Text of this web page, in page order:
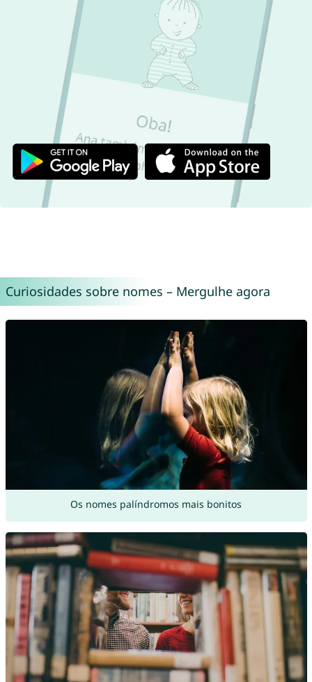
Curiosidades sobre nomes – Mergulhe agora
Os nomes palíndromos mais bonitos